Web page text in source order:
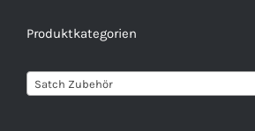
Produktkategorien
Satch Zubehör